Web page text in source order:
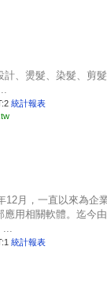
計、燙髮、染髮、剪髮
統計報表
12月，一直以來為企
應用相關軟體。迄今由
...
統計報表